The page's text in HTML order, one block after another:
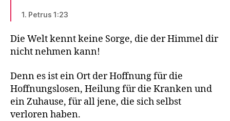
1. Petrus 1:23
Die Welt kennt keine Sorge, die der Himmel dir
nicht nehmen kann!
Denn es ist ein Ort der Hoffnung für die
Hoffnungslosen, Heilung für die Kranken und
ein Zuhause, für all jene, die sich selbst
verloren haben.